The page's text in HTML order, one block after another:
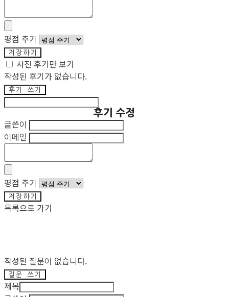
평점 주기
저장하기
사진 후기만 보기
작성된 후기가 없습니다.
후기 쓰기
후기 수정
글쓴이
이메일
평점 주기
저장하기
목록으로 가기
작성된 질문이 없습니다.
질문 쓰기
제목